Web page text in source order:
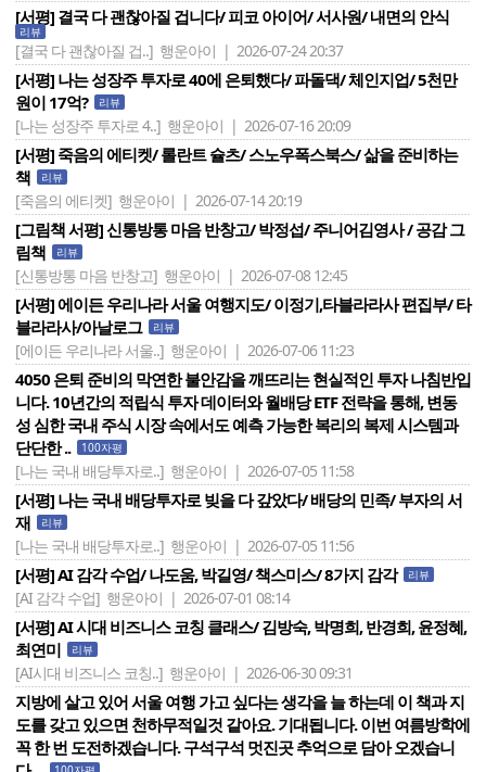
[서평] 결국 다 괜찮아질 겁니다/ 피코 아이어/ 서사원/ 내면의 안식
리뷰
[결국 다 괜찮아질 겁..] 행운아이 | 2026-07-24 20:37
[서평] 나는 성장주 투자로 40에 은퇴했다/ 파돌댁/ 체인지업/ 5천만
원이 17억?
리뷰
[나는 성장주 투자로 4..] 행운아이 | 2026-07-16 20:09
[서평] 죽음의 에티켓/ 롤란트 슐츠/ 스노우폭스북스/ 삶을 준비하는
책
리뷰
[죽음의 에티켓] 행운아이 | 2026-07-14 20:19
[그림책 서평] 신통방통 마음 반창고/ 박정섭/ 주니어김영사 / 공감 그
림책
리뷰
[신통방통 마음 반창고] 행운아이 | 2026-07-08 12:45
[서평] 에이든 우리나라 서울 여행지도/ 이정기,타블라라사 편집부/ 타
블라라사/아날로그
리뷰
[에이든 우리나라 서울..] 행운아이 | 2026-07-06 11:23
4050 은퇴 준비의 막연한 불안감을 깨뜨리는 현실적인 투자 나침반입
니다. 10년간의 적립식 투자 데이터와 월배당 ETF 전략을 통해, 변동
성 심한 국내 주식 시장 속에서도 예측 가능한 복리의 복제 시스템과
단단한 ..
100자평
[나는 국내 배당투자로..] 행운아이 | 2026-07-05 11:58
[서평] 나는 국내 배당투자로 빚을 다 갚았다/ 배당의 민족/ 부자의 서
재
리뷰
[나는 국내 배당투자로..] 행운아이 | 2026-07-05 11:56
[서평] AI 감각 수업/ 나도움, 박길영/ 책스미스/ 8가지 감각 리뷰
[AI 감각 수업] 행운아이 | 2026-07-01 08:14
[서평] AI 시대 비즈니스 코칭 클래스/ 김방숙, 박명희, 반경희, 윤정혜,
최연미
리뷰
[AI시대 비즈니스 코칭..] 행운아이 | 2026-06-30 09:31
지방에 살고 있어 서울 여행 가고 싶다는 생각을 늘 하는데 이 책과 지
도를 갖고 있으면 천하무적일것 같아요. 기대됩니다. 이번 여름방학에
꼭 한 번 도전하겠습니다. 구석구석 멋진곳 추억으로 담아 오겠습니